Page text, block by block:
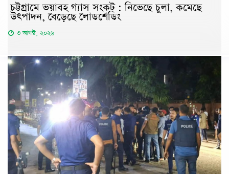
চট্টগ্রামে ভয়াবহ গ্যাস সংকট : নিভেছে চুলা, কমেছে
উৎপাদন, বেড়েছে লোডশেডিং
৩ আগস্ট, ২০২৬